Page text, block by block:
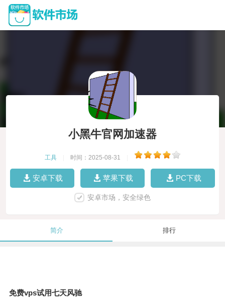
小黑牛官网加速器
工具 时间：2025-08-31
安卓下载 苹果下载 PC下载
安卓市场，安全绿色
简介 排行
免费vps试用七天风驰